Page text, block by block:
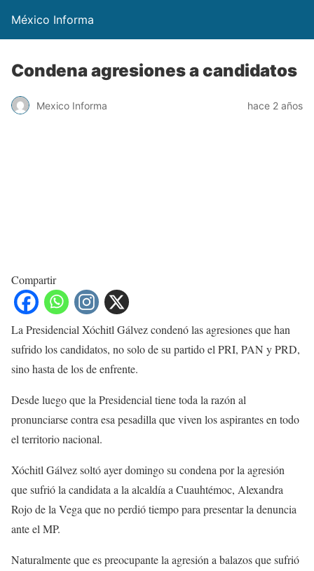
México Informa
Condena agresiones a candidatos
Mexico Informa hace 2 años
Compartir
La Presidencial Xóchitl Gálvez condenó las agresiones que han
sufrido los candidatos, no solo de su partido el PRI, PAN y PRD,
sino hasta de los de enfrente.
Desde luego que la Presidencial tiene toda la razón al
pronunciarse contra esa pesadilla que viven los aspirantes en todo
el territorio nacional.
Xóchitl Gálvez soltó ayer domingo su condena por la agresión
que sufrió la candidata a la alcaldía a Cuauhtémoc, Alexandra
Rojo de la Vega que no perdió tiempo para presentar la denuncia
ante el MP.
Naturalmente que es preocupante la agresión a balazos que sufrió